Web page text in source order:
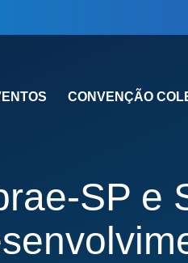
CONVENÇÃO
SP e